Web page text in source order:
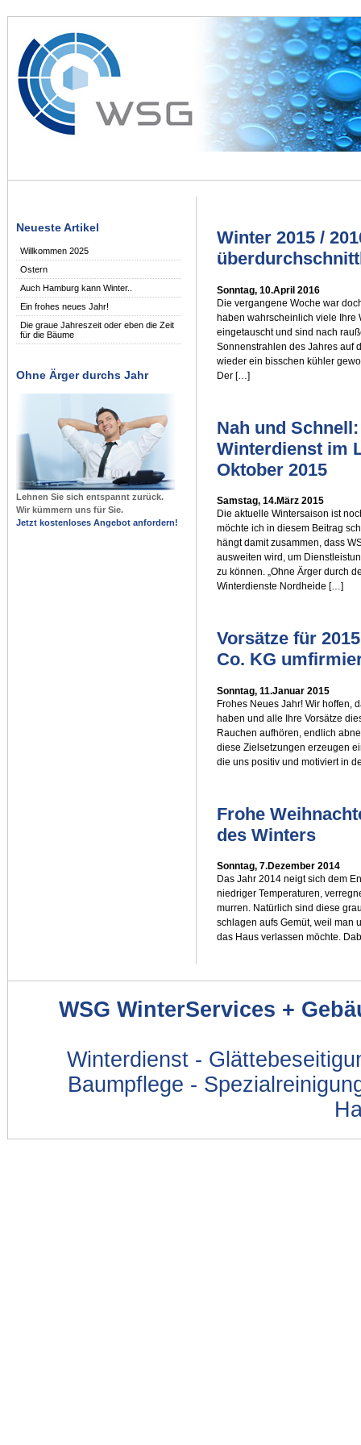
Neueste Artikel
Willkommen 2025
Ostern
Auch Hamburg kann Winter..
Ein frohes neues Jahr!
Die graue Jahreszeit oder eben die Zeit
für die Bäume
Ohne Ärger durchs Jahr
Lehnen Sie sich entspannt zurück.
Wir kümmern uns für Sie.
Jetzt kostenloses Angebot anfordern!
Winter 2015 /
Sonntag, 10.April 2016
Die vergangene Woche war
haben wahrscheinlich viele Ihre
eingetauscht und sind nach
Sonnenstrahlen des Jahres auf
wieder ein bisschen kühler
Der […]
Nah und
Winterdienst im
Oktober 2015
Samstag, 14.März 2015
Die aktuelle Wintersaison ist
möchte ich in diesem Beitrag
hängt damit zusammen, dass
ausweiten wird, um
zu können. „Ohne Ärger durch
Winterdienste Nordheide […]
Vorsätze für
Co. KG
Sonntag, 11.Januar 2015
Frohes Neues Jahr! Wir hoffen,
haben und alle Ihre Vorsätze
Rauchen aufhören, endlich
diese Zielsetzungen erzeugen
die uns positiv und motiviert in
Frohe
des Winters
Sonntag, 7.Dezember 2014
Das Jahr 2014 neigt sich dem
niedriger Temperaturen,
murren. Natürlich sind diese
schlagen aufs Gemüt, weil man
das Haus verlassen möchte.
WSG WinterServices +
Winterdienst -
Baumpflege -